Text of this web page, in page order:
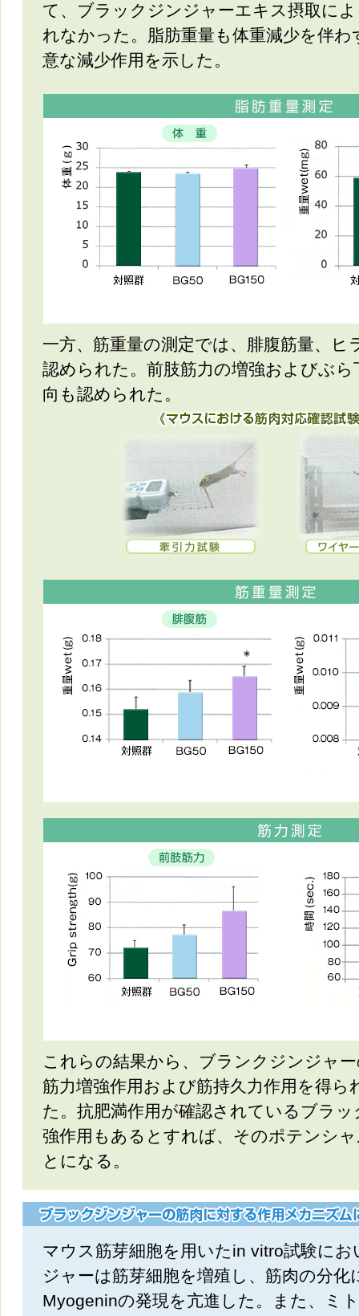
て、ブラックジンジャーエキス摂取に
れなかった。脂肪重量も体重減少を伴わ
意な減少作用を示した。
一方、筋重量の測定では、腓腹筋量、ヒ
認められた。前肢筋力の増強およびぶら
向も認められた。
これらの結果から、ブランクジンジャ
筋力増強作用および筋持久力作用を得ら
た。抗肥満作用が確認されているブラ
強作用もあるとすれば、そのポテンシ
とになる。
マウス筋芽細胞を用いたin vitro試験に
ジャーは筋芽細胞を増殖し、筋肉の分化
Myogeninの発現を亢進した。また、ミ